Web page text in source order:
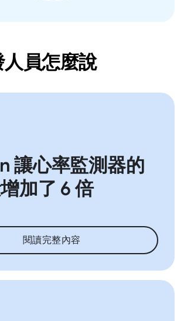
員怎麼說
讓心率監測器的
加了 6 倍
閱讀完整內容